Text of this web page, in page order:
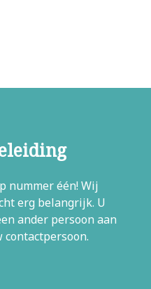
nummer één! Wij
erg belangrijk. U
ander persoon aan